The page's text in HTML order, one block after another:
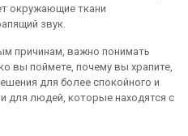
окружающие ткани
звук.
причинам, важно понимать
вы поймете, почему вы храпите,
для более спокойного и
для людей, которые находятся с